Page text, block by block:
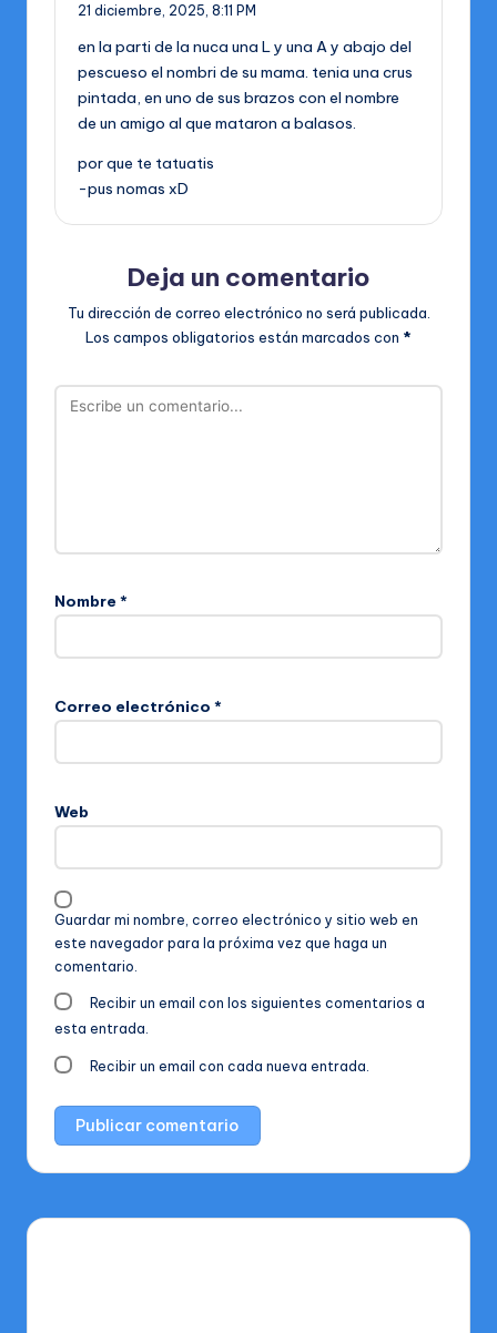
21 diciembre, 2025, 8:11 PM
en la parti de la nuca una L y una A y abajo del
pescueso el nombri de su mama. tenia una crus
pintada, en uno de sus brazos con el nombre
de un amigo al que mataron a balasos.
por que te tatuatis
-pus nomas xD
Deja un comentario
Tu dirección de correo electrónico no será publicada.
Los campos obligatorios están marcados con *
Nombre *
Correo electrónico *
Web
Guardar mi nombre, correo electrónico y sitio web en
este navegador para la próxima vez que haga un
comentario.
Recibir un email con los siguientes comentarios a
esta entrada.
Recibir un email con cada nueva entrada.